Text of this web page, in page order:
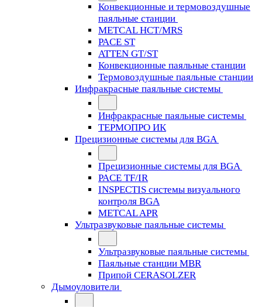
Конвекционные и термовоздушные
паяльные станции
METCAL HCT/MRS
PACE ST
ATTEN GT/ST
Конвекционные паяльные станции
Термовоздушные паяльные станции
Инфракрасные паяльные системы
Инфракрасные паяльные системы
ТЕРМОПРО ИК
Прецизионные системы для BGA
Прецизионные системы для BGA
PACE TF/IR
INSPECTIS системы визуального
контроля BGA
METCAL APR
Ультразвуковые паяльные системы
Ультразвуковые паяльные системы
Паяльные станции MBR
Припой CERASOLZER
Дымоуловители